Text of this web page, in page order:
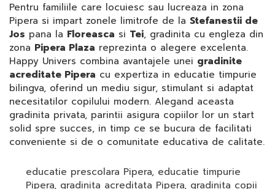
Pentru familiile care locuiesc sau lucreaza in zona
Pipera si impart zonele limitrofe de la Stefanestii de
Jos pana la Floreasca si Tei, gradinita cu engleza din
zona Pipera Plaza reprezinta o alegere excelenta.
Happy Univers combina avantajele unei gradinite
acreditate Pipera cu expertiza in educatie timpurie
bilingva, oferind un mediu sigur, stimulant si adaptat
necesitatilor copilului modern. Alegand aceasta
gradinita privata, parintii asigura copiilor lor un start
solid spre succes, in timp ce se bucura de facilitati
conveniente si de o comunitate educativa de calitate.
educatie prescolara Pipera, educatie timpurie
Pipera, gradinita acreditata Pipera, gradinita copii